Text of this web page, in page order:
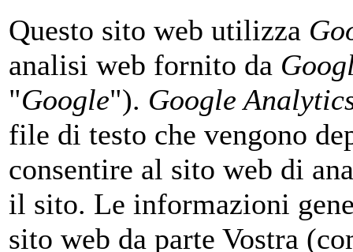
Questo sito web utilizza
analisi web fornito da
"Google"). Google
file di testo che vengono
consentire al sito web di
il sito. Le informazioni
sito web da parte Vostra